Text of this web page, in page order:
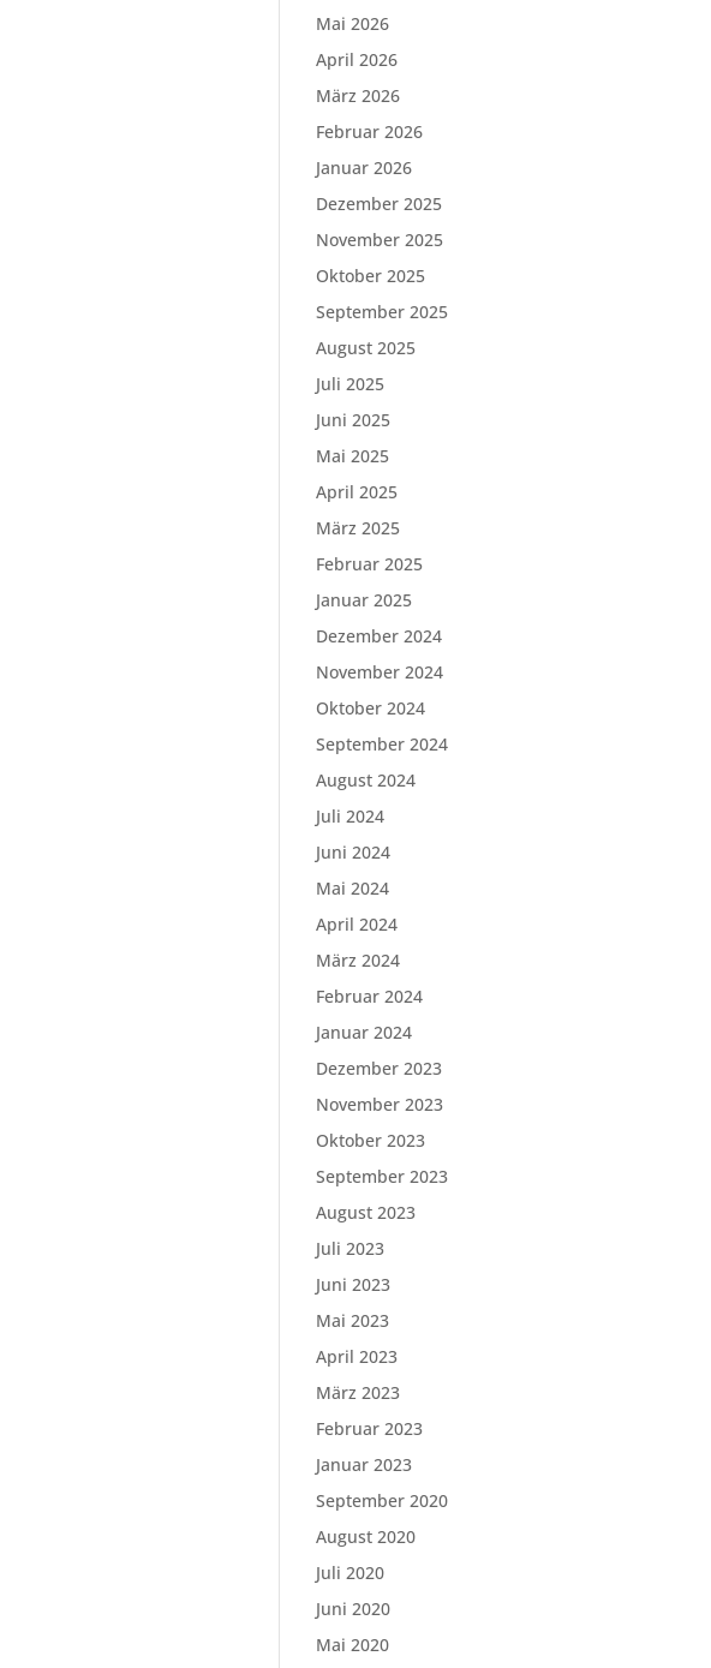
Mai 2026
April 2026
März 2026
Februar 2026
Januar 2026
Dezember 2025
November 2025
Oktober 2025
September 2025
August 2025
Juli 2025
Juni 2025
Mai 2025
April 2025
März 2025
Februar 2025
Januar 2025
Dezember 2024
November 2024
Oktober 2024
September 2024
August 2024
Juli 2024
Juni 2024
Mai 2024
April 2024
März 2024
Februar 2024
Januar 2024
Dezember 2023
November 2023
Oktober 2023
September 2023
August 2023
Juli 2023
Juni 2023
Mai 2023
April 2023
März 2023
Februar 2023
Januar 2023
September 2020
August 2020
Juli 2020
Juni 2020
Mai 2020